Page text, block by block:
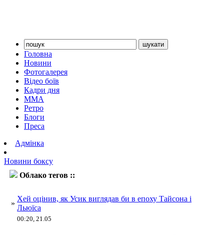
Головна
Новини
Фотогалерея
Відео боїв
Кадри дня
ММА
Ретро
Блоги
Преса
Адмінка
Новини боксу
Облако тегов ::
»
Хей оцінив, як Усик виглядав би в епоху Тайсона і
Льюїса
00:20, 21.05